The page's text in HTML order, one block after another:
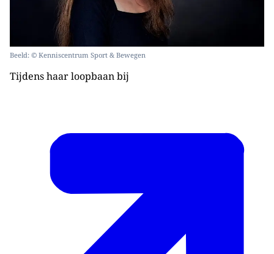
Beeld: © Kenniscentrum Sport & Bewegen
Tijdens haar loopbaan bij